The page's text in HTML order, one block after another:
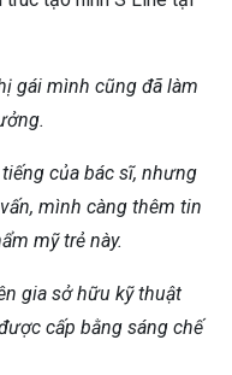
gái mình cũng đã làm
của bác sĩ, nhưng
mình càng thêm tin
mỹ trẻ này.
gia sở hữu kỹ thuật
cấp bằng sáng chế